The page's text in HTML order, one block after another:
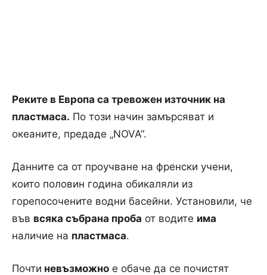
Реките в Европа са тревожен източник на
пластмаса. По този начин замърсяват и
океаните, предаде „NOVA“.
Данните са от проучване на френски учени,
които половин година обикаляли из
горепосочените водни басейни. Установили, че
във всяка събрана проба от водите има
наличие на пластмаса.
Почти невъзможно е обаче да се почистят